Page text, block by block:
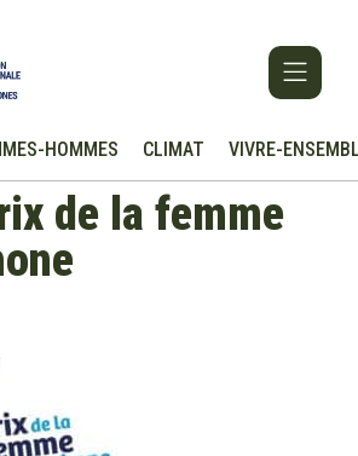
HOMMES CLIMAT VIVRE-
de la femme